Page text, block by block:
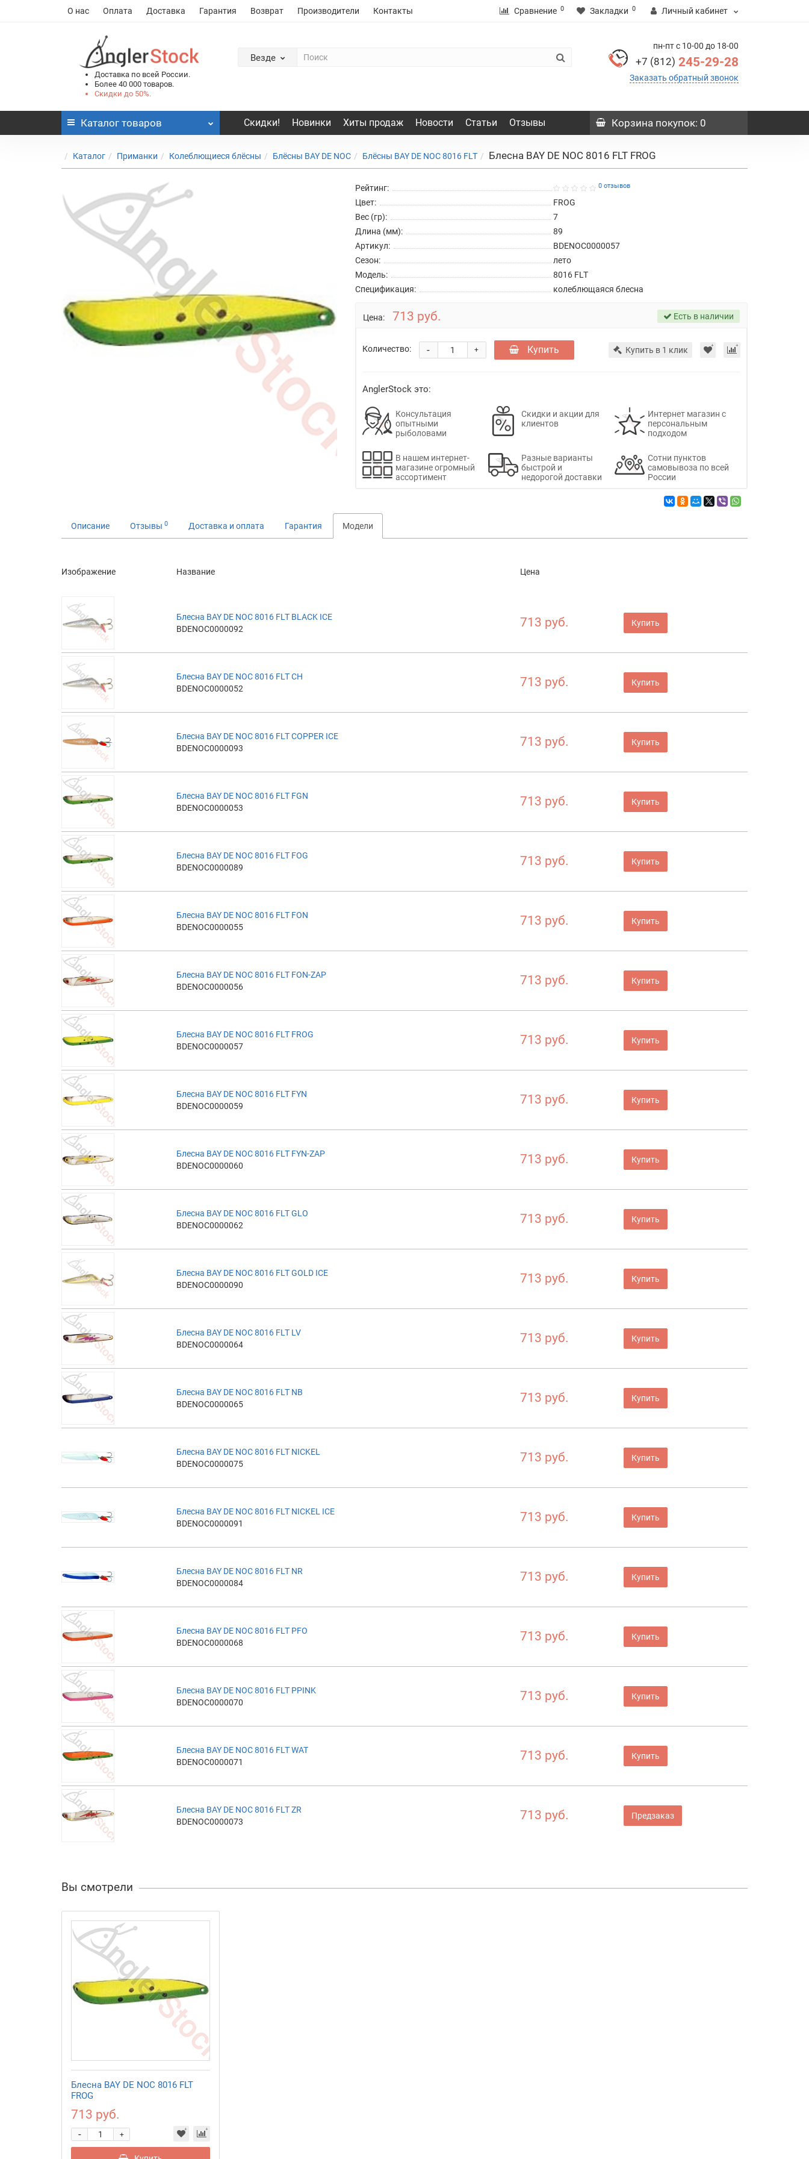
О нас Оплата Доставка Гарантия Возврат Производители Контакты Сравнение 0 Закладки 0 Личный кабинет
Доставка по всей России.
Более 40 000 товаров.
Скидки до 50%.
Везде
пн-пт с 10-00 до 18-00
+7 (812) 245-29-28
Заказать обратный звонок
Каталог товаров Скидки! Новинки Хиты продаж Новости Статьи Отзывы Корзина покупок: 0
Каталог Приманки Колеблющиеся блёсны Блёсны BAY DE NOC Блёсны BAY DE NOC 8016 FLT Блесна BAY DE NOC 8016 FLT FROG
Рейтинг: 0 отзывов
Цвет:
FROG
Вес (гр):
7
Длина (мм):
89
Артикул:
BDENOC0000057
Сезон:
лето
Модель:
8016 FLT
Спецификация:
колеблющаяся блесна
Цена: 713 руб. Есть в наличии
Количество: +
- Купить Купить в 1 клик
AnglerStock это:
Консультация
опытными
рыболовами
Скидки и акции для
клиентов
Интернет магазин с
персональным
подходом
В нашем интернет-
магазине огромный
ассортимент
Разные варианты
быстрой и
недорогой доставки
Сотни пунктов
самовывоза по всей
России
Описание Отзывы 0 Доставка и оплата Гарантия Модели
Изображение Название Цена
Блесна BAY DE NOC 8016 FLT BLACK ICE
BDENOC0000092
713 руб. Купить
Блесна BAY DE NOC 8016 FLT CH
BDENOC0000052
713 руб. Купить
Блесна BAY DE NOC 8016 FLT COPPER ICE
BDENOC0000093
713 руб. Купить
Блесна BAY DE NOC 8016 FLT FGN
BDENOC0000053
713 руб. Купить
Блесна BAY DE NOC 8016 FLT FOG
BDENOC0000089
713 руб. Купить
Блесна BAY DE NOC 8016 FLT FON
BDENOC0000055
713 руб. Купить
Блесна BAY DE NOC 8016 FLT FON-ZAP
BDENOC0000056
713 руб. Купить
Блесна BAY DE NOC 8016 FLT FROG
BDENOC0000057
713 руб. Купить
Блесна BAY DE NOC 8016 FLT FYN
BDENOC0000059
713 руб. Купить
Блесна BAY DE NOC 8016 FLT FYN-ZAP
BDENOC0000060
713 руб. Купить
Блесна BAY DE NOC 8016 FLT GLO
BDENOC0000062
713 руб. Купить
Блесна BAY DE NOC 8016 FLT GOLD ICE
BDENOC0000090
713 руб. Купить
Блесна BAY DE NOC 8016 FLT LV
BDENOC0000064
713 руб. Купить
Блесна BAY DE NOC 8016 FLT NB
BDENOC0000065
713 руб. Купить
Блесна BAY DE NOC 8016 FLT NICKEL
BDENOC0000075
713 руб. Купить
Блесна BAY DE NOC 8016 FLT NICKEL ICE
BDENOC0000091
713 руб. Купить
Блесна BAY DE NOC 8016 FLT NR
BDENOC0000084
713 руб. Купить
Блесна BAY DE NOC 8016 FLT PFO
BDENOC0000068
713 руб. Купить
Блесна BAY DE NOC 8016 FLT PPINK
BDENOC0000070
713 руб. Купить
Блесна BAY DE NOC 8016 FLT WAT
BDENOC0000071
713 руб. Купить
Блесна BAY DE NOC 8016 FLT ZR
BDENOC0000073
713 руб. Предзаказ
Вы смотрели
Блесна BAY DE NOC 8016 FLT
FROG
713 руб.
+
-